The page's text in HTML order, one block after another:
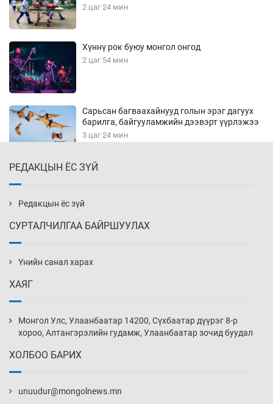
2 цаг 24 мин
Хүннү рок буюу монгол онгод
2 цаг 54 мин
Сарьсан багваахайнууд голын эрэг дагуух
барилга, байгууламжийн дээвэрт үүрлэжээ
3 цаг 24 мин
3 цаг 54 мин
4 цаг 24 мин
4 цаг 39 мин
4 цаг 54 мин
РЕДАКЦЫН ЁС ЗҮЙ
Редакцын ёс зүй
СУРТАЛЧИЛГАА БАЙРШУУЛАХ
Үнийн санал харах
ХАЯГ
Монгол Улс, Улаанбаатар 14200, Сүхбаатар дүүрэг 8-р
хороо, Алтангэрэлийн гудамж, Улаанбаатар зочид буудал
ХОЛБОО БАРИХ
unuudur@mongolnews.mn